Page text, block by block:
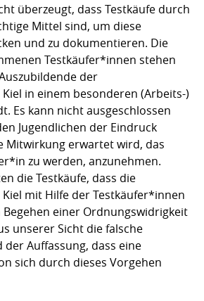
überzeugt, dass Testkäufe durch
Mittel sind, um diese
und zu dokumentieren. Die
Testkäufer*innen stehen
der
in einem besonderen (Arbeits-)
Es kann nicht ausgeschlossen
Jugendlichen der Eindruck
Mitwirkung erwartet wird, das
zu werden, anzunehmen.
die Testkäufe, dass die
mit Hilfe der Testkäufer*innen
Begehen einer Ordnungswidrigkeit
unserer Sicht die falsche
der Auffassung, dass eine
sich durch dieses Vorgehen